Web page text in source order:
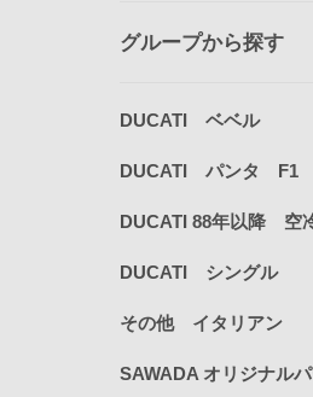
グループから探す
DUCATI ベベル
DUCATI パンタ F1
DUCATI 88年以降 空
DUCATI シングル
その他 イタリアン
SAWADA オリジナル